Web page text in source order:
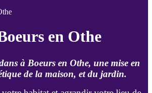
en Othe
à Boeurs en Othe, une mise en
de la maison, et du jardin.